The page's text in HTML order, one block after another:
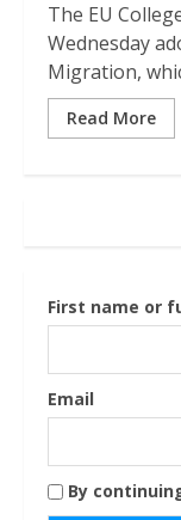
The EU
Wednesday
Migration,
Read More
First name or
Email
By